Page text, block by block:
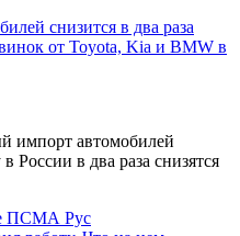
от Toyota, Kia и BMW в
импорт автомобилей
России в два раза снизятся